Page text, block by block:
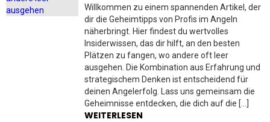
Willkommen zu einem spannenden Artikel, der
dir die Geheimtipps von Profis im Angeln
näherbringt. Hier findest du wertvolles
Insiderwissen, das dir hilft, an den besten
Plätzen zu fangen, wo andere oft leer
ausgehen. Die Kombination aus Erfahrung und
strategischem Denken ist entscheidend für
deinen Angelerfolg. Lass uns gemeinsam die
Geheimnisse entdecken, die dich auf die […]
WEITERLESEN